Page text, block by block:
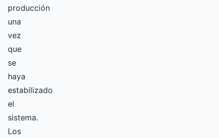
producción
una
vez
que
se
haya
estabilizado
el
sistema.
Los